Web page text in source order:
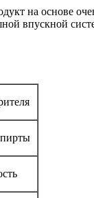
на основе
впускной